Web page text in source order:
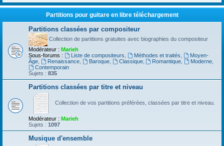
Partitions pour guitare en libre téléchargement
Partitions classées par compositeur
Collection de partitions gratuites avec biographies du compositeur
Modérateur : Marieh
Sous-forums :
Liste de compositeurs Méthodes et traités
Moyen-
Âge
Renaissance, Baroque, Classique, Romantique Moderne
Contemporain
Sujets : 835
Partitions classées par titre et niveau
Collection de vos partitions préférées, classées par titre et niveau.
Modérateur : Marieh
Sujets : 1097
Musique d'ensemble